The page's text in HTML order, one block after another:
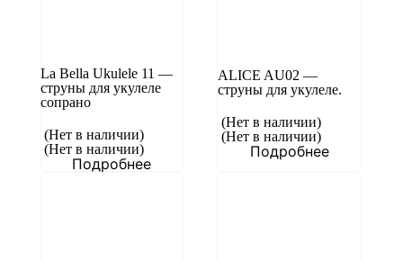
La Bella Ukulele 11 —
струны для укулеле
сопрано
(Нет в наличии)
(Нет в наличии)
Подробнее
ALICE AU02 —
cтруны для укулеле.
(Нет в наличии)
(Нет в наличии)
Подробнее